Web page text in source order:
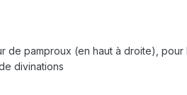
pamproux (en haut à droite),
divinations